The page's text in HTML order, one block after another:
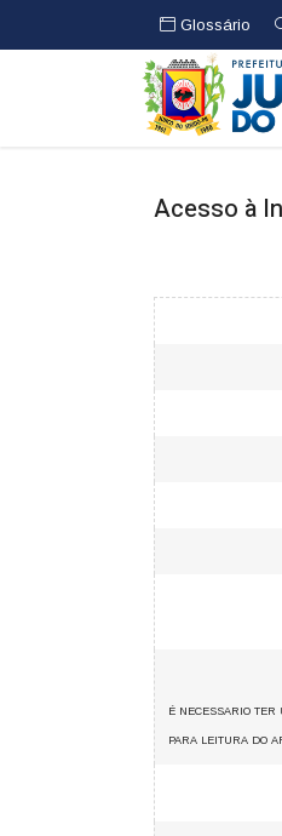
Glossário
Acesso à
É NECESSARIO TER
PARA LEITURA DO